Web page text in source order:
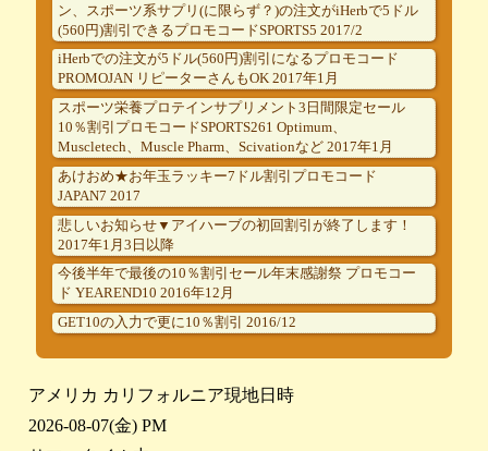
ン、スポーツ系サプリ(に限らず？)の注文がiHerbで5ドル
(560円)割引できるプロモコードSPORTS5 2017/2
iHerbでの注文が5ドル(560円)割引になるプロモコード
PROMOJAN リピーターさんもOK 2017年1月
スポーツ栄養プロテインサプリメント3日間限定セール
10％割引プロモコードSPORTS261 Optimum、
Muscletech、Muscle Pharm、Scivationなど 2017年1月
あけおめ★お年玉ラッキー7ドル割引プロモコード
JAPAN7 2017
悲しいお知らせ▼アイハーブの初回割引が終了します！
2017年1月3日以降
今後半年で最後の10％割引セール年末感謝祭 プロモコー
ド YEAREND10 2016年12月
GET10の入力で更に10％割引 2016/12
アメリカ カリフォルニア現地日時
2026-08-07(金) PM